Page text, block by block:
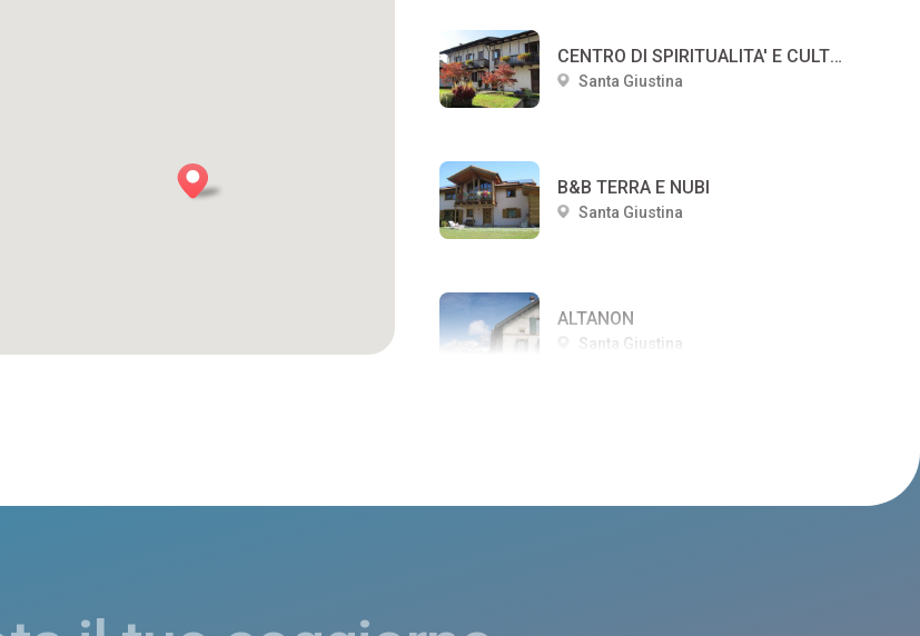
CENTRO DI SPIRITUALITA' E CULTURA PAPA LUCIANI
Santa Giustina
B&B TERRA E NUBI
Santa Giustina
ALTANON
Santa Giustina